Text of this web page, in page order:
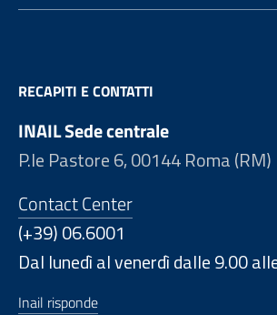
RECAPITI E CONTATTI
INAIL Sede centrale
P.le Pastore 6, 00144 Roma (RM)
Contact Center
(+39) 06.6001
Dal lunedì al venerdì dalle 9.00
Inail risponde